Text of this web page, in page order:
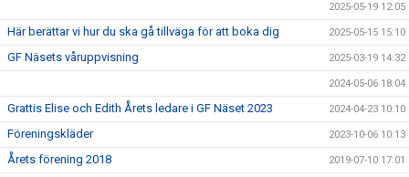
2025-05-19 12:05
Här berättar vi hur du ska gå tillväga för att boka dig 2025-05-15 15:10
GF Näsets våruppvisning 2025-03-19 14:32
2024-05-06 18:04
Grattis Elise och Edith Årets ledare i GF Näset 2023 2024-04-23 10:10
Föreningskläder 2023-10-06 10:13
Årets förening 2018 2019-07-10 17:01